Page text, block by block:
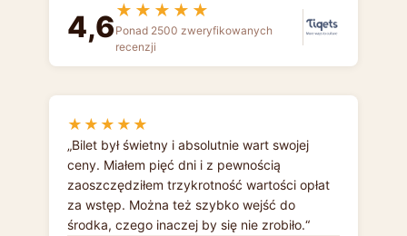
4,6★★★★★
Ponad 2500 zweryfikowanych
recenzji
★★★★★
Bilet był świetny i absolutnie wart swojej
ceny. Miałem pięć dni i z pewnością
zaoszczędziłem trzykrotność wartości opłat
za wstęp. Można też szybko wejść do
środka, czego inaczej by się nie zrobiło.